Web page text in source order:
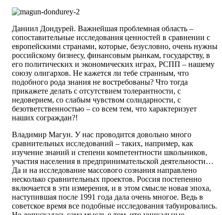
Даниил Дондурей. Важнейшая проблемная область –
сопоставительные исследования ценностей в сравнении с
европейскими странами, которые, безусловно, очень нужны
российскому бизнесу, финансовым рынкам, государству, в
его политических и экономических играх, РСПП – нашему
союзу олигархов. Не кажется ли тебе странным, что
подобного рода знания не востребованы? Что тогда
прикажете делать с отсутствием толерантности, с
недоверием, со слабым чувством солидарности, с
безответственностью – со всем тем, что характеризует
наших сограждан?!
Владимир Магун. У нас проводится довольно много
сравнительных исследований – таких, например, как
изучение знаний и степени компетентности школьников,
участия населения в предпринимательской деятельности…
Да и на исследование массового сознания направлено
несколько сравнительных проектов. Россия постепенно
включается в эти измерения, и в этом смысле новая эпоха,
наступившая после 1991 года дала очень многое. Ведь в
советское время все подобные исследования табуировались.